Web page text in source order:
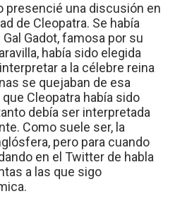
presencié una discusión en
de Cleopatra. Se había
Gadot, famosa por su
había sido elegida
a la célebre reina
se quejaban de esa
Cleopatra había sido
debía ser interpretada
Como suele ser, la
pero para cuando
en el Twitter de habla
a las que sigo